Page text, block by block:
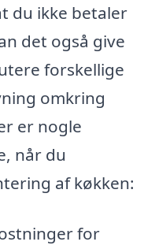
du ikke betaler
det også give
forskellige
omkring
er nogle
når du
af køkken:
for